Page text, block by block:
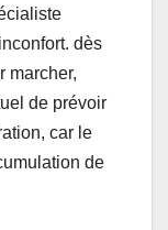
dès
marcher,
de prévoir
car le
de